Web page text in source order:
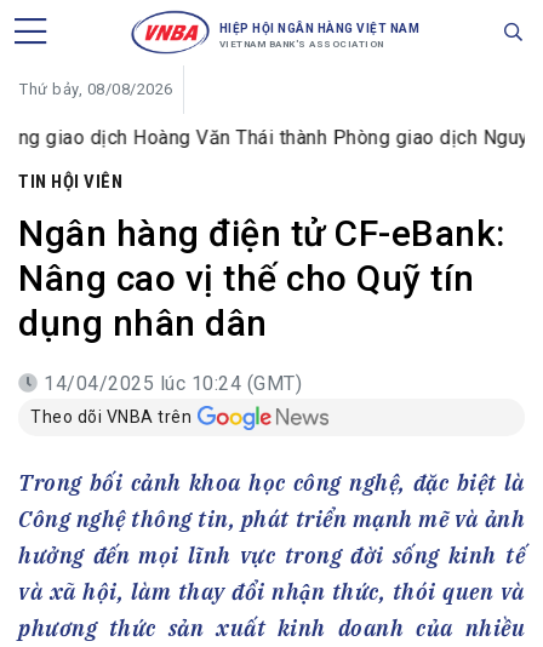
HIỆP HỘI NGÂN HÀNG VIỆT NAM
VIETNAM BANK'S ASSOCIATION
Thứ bảy, 08/08/2026
Văn Thái thành Phòng giao dịch Nguyễn Đức Cảnh
TIN HỘI VIÊN
Ngân hàng điện tử CF-eBank:
Nâng cao vị thế cho Quỹ tín
dụng nhân dân
14/04/2025 lúc 10:24 (GMT)
Theo dõi VNBA trên
Trong bối cảnh khoa học công nghệ, đặc biệt là
Công nghệ thông tin, phát triển mạnh mẽ và ảnh
hưởng đến mọi lĩnh vực trong đời sống kinh tế
và xã hội, làm thay đổi nhận thức, thói quen và
phương thức sản xuất kinh doanh của nhiều